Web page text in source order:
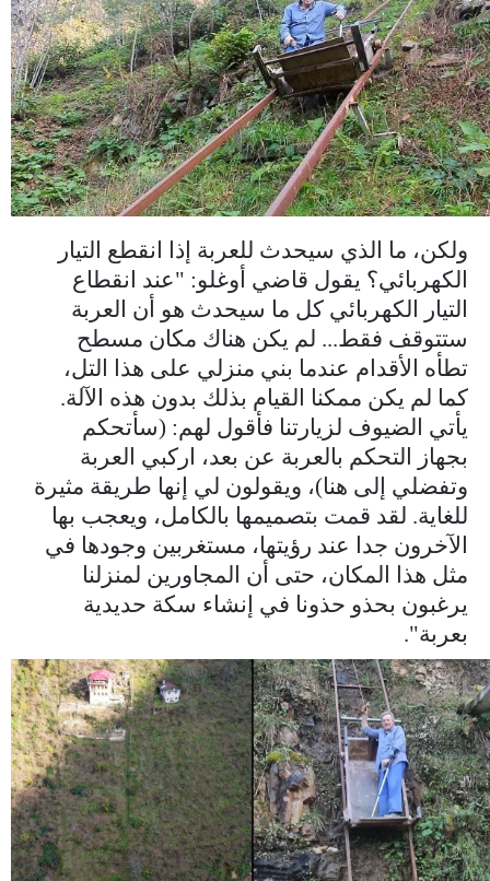
ولكن، ما الذي سيحدث للعربة إذا انقطع التيار
الكهربائي؟ يقول قاضي أوغلو: "عند انقطاع
التيار الكهربائي كل ما سيحدث هو أن العربة
ستتوقف فقط... لم يكن هناك مكان مسطح
تطأه الأقدام عندما بني منزلي على هذا التل،
كما لم يكن ممكنا القيام بذلك بدون هذه الآلة.
يأتي الضيوف لزيارتنا فأقول لهم: (سأتحكم
بجهاز التحكم بالعربة عن بعد، اركبي العربة
وتفضلي إلى هنا)، ويقولون لي إنها طريقة مثيرة
للغاية. لقد قمت بتصميمها بالكامل، ويعجب بها
الآخرون جدا عند رؤيتها، مستغربين وجودها في
مثل هذا المكان، حتى أن المجاورين لمنزلنا
يرغبون بحذو حذونا في إنشاء سكة حديدية
بعربة".
6jeiszatsumqqjw1ujiigg.jpg